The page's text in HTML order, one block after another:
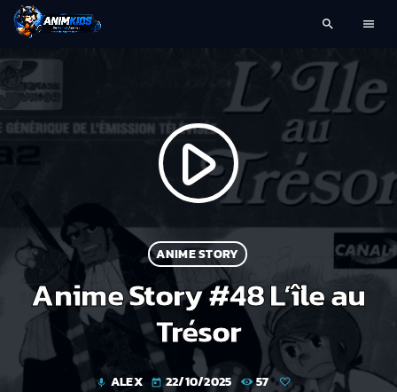
search menu
play_arrow
ANIME STORY
Anime Story #48 L’île au
Trésor
mic ALEX today 22/10/2025 57